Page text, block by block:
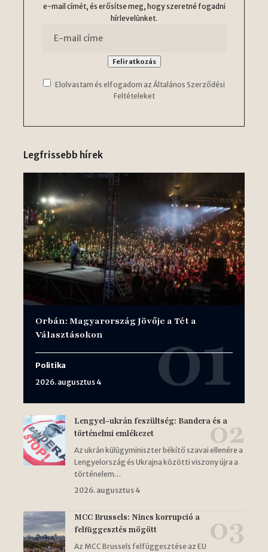
e-mail címét, és erősítse meg, hogy szeretné fogadni
hírlevelünket.
Elolvastam és elfogadom az Általános Szerződési
Feltételeket
Legfrissebb hírek
Orbán: Magyarország Jövője a Tét a
Választásokon
Politika
2026. augusztus 4
Lengyel-ukrán feszültség: Bandera és a
történelmi emlékezet
Az ukrán külügyminiszter békítő szavai ellenére a
Lengyelország és Ukrajna közötti viszony újra a
történelem…
2026. augusztus 4
MCC Brussels: Nincs korrupció a
felfüggesztés mögött
Az MCC Brussels felfüggesztése az EU